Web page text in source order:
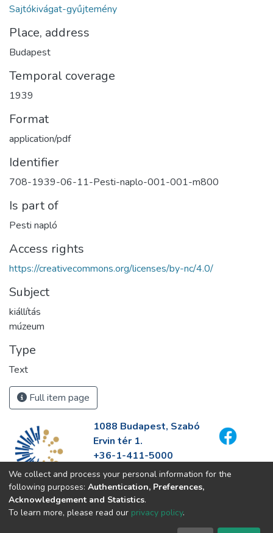
Sajtókivágat-gyűjtemény
Place, address
Budapest
Temporal coverage
1939
Format
application/pdf
Identifier
708-1939-06-11-Pesti-naplo-001-001-m800
Is part of
Pesti napló
Access rights
https://creativecommons.org/licenses/by-nc/4.0/
Subject
kiállítás
múzeum
Type
Text
Full item page
1088 Budapest, Szabó
Ervin tér 1.
+36-1-411-5000
info@fszek.hu
https://fszek.hu
We collect and process your personal information for the
following purposes: Authentication, Preferences,
Acknowledgement and Statistics.
To learn more, please read our privacy policy.